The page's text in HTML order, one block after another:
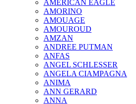
AMERICAN EAGLE
AMORINO
AMOUAGE
AMOUROUD
AMZAN
ANDREE PUTMAN
ANFAS
ANGEL SCHLESSER
ANGELA CIAMPAGNA
ANIMA
ANN GERARD
ANNA